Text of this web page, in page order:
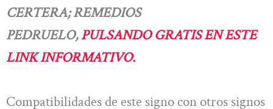
CERTERA; REMEDIOS
PEDRUELO,PULSANDO GRATIS EN ESTE
LINK INFORMATIVO.
Compatibilidades de este signo con otros signos